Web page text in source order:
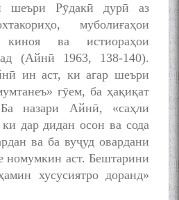
шеъри Рӯдакӣ дурӣ аз
муболиғаҳои
киноя ва истиораҳои
(Айнӣ 1963, 138-140).
ин аст, ки агар шеъри
гӯем, ба ҳақиқат
назари Айнӣ, «саҳли
дар дидан осон ва сода
ва ба вуҷуд овардани
номумкин аст. Бештарини
хусусиятро доранд»